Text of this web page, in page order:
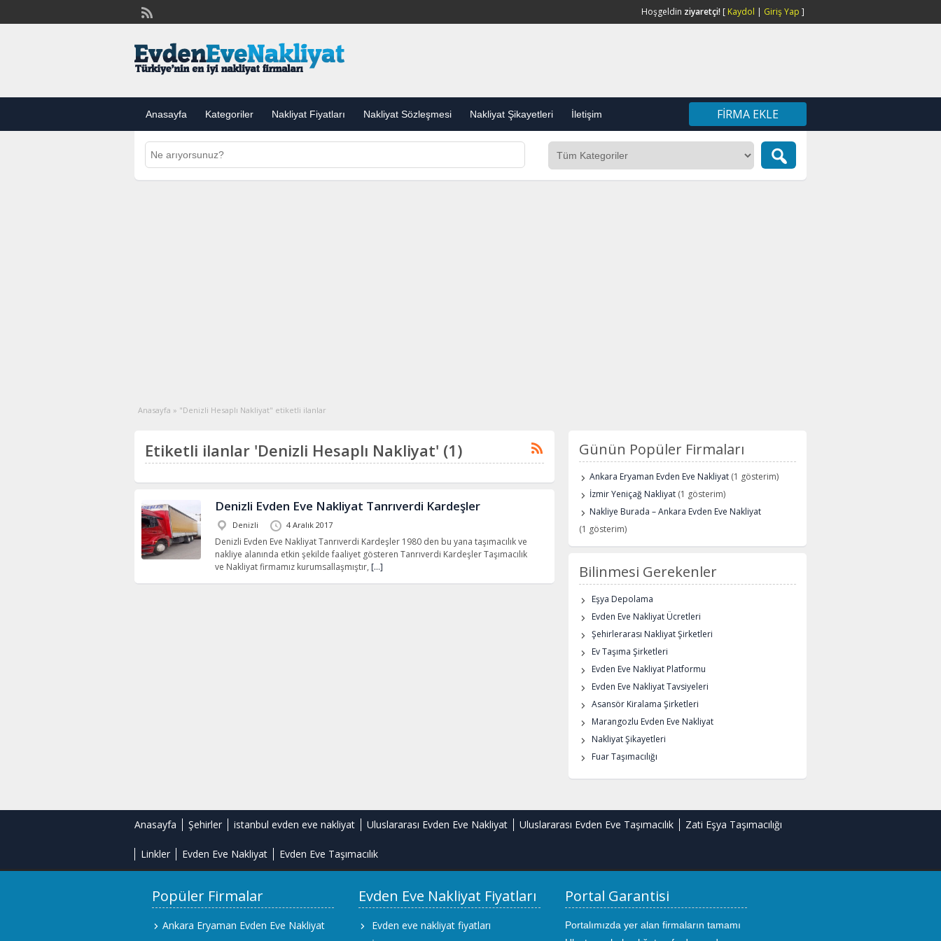
Hoşgeldin ziyaretçi! [ Kaydol | Giriş Yap ]
Anasayfa Kategoriler Nakliyat Fiyatları Nakliyat Sözleşmesi Nakliyat Şikayetleri İletişim FIRMA EKLE
Anasayfa » "Denizli Hesaplı Nakliyat" etiketli ilanlar
Etiketli ilanlar 'Denizli Hesaplı Nakliyat' (1)
Denizli Evden Eve Nakliyat Tanrıverdi Kardeşler
Denizli 4 Aralık 2017
Denizli Evden Eve Nakliyat Tanrıverdi Kardeşler 1980 den bu yana taşımacılık ve
nakliye alanında etkin şekilde faaliyet gösteren Tanrıverdi Kardeşler Taşımacılık
ve Nakliyat firmamız kurumsallaşmıştır, […]
Günün Popüler Firmaları
Ankara Eryaman Evden Eve Nakliyat (1 gösterim)
İzmir Yeniçağ Nakliyat (1 gösterim)
Nakliye Burada – Ankara Evden Eve Nakliyat
(1 gösterim)
Bilinmesi Gerekenler
Eşya Depolama
Evden Eve Nakliyat Ücretleri
Şehirlerarası Nakliyat Şirketleri
Ev Taşıma Şirketleri
Evden Eve Nakliyat Platformu
Evden Eve Nakliyat Tavsiyeleri
Asansör Kiralama Şirketleri
Marangozlu Evden Eve Nakliyat
Nakliyat Şikayetleri
Fuar Taşımacılığı
Anasayfa Şehirler istanbul evden eve nakliyat Uluslararası Evden Eve Nakliyat Uluslararası Evden Eve Taşımacılık Zati Eşya Taşımacılığı
Linkler Evden Eve Nakliyat Evden Eve Taşımacılık
Popüler Firmalar
Ankara Eryaman Evden Eve Nakliyat
Evden Eve Nakliyat Fiyatları
Evden eve nakliyat fiyatları
Portal Garantisi
Portalımızda yer alan firmaların tamamı